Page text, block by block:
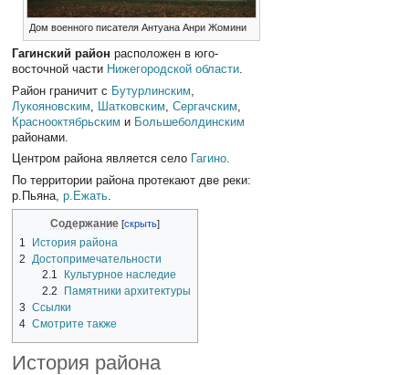
Дом военного писателя Антуана Анри Жомини
Гагинский район расположен в юго-
восточной части Нижегородской области.
Район граничит с Бутурлинским
Лукояновским
Шатковским ,Сергачским
Краснооктябрьским и Большеболдинским
районами.
Центром района является село Гагино.
По территории района протекают две реки:
р.Пьяна,р.Ежать
Содержание
1
История района
2
Достопримечательности
2.1
Культурное наследие
2.2
Памятники архитектуры
3
Ссылки
4 Смотрите также
История района